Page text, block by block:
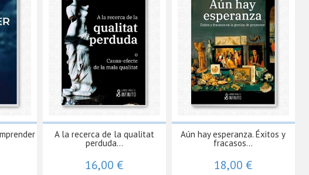
A la recerca de la qualitat
perduda...
16,00 €
Aún hay esperanza. Éxitos y
fracasos...
18,00 €